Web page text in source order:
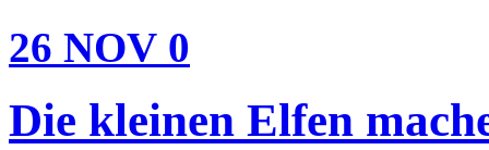
26 NOV 0
Die kleinen Elfen